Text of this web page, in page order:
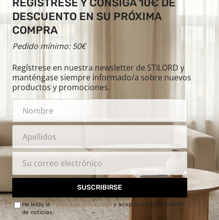
DESCUENTO EN SU PRÓXIMA
COMPRA
Pedido mínimo: 50€
Regístrese en nuestra newsletter de STILORD y
manténgase siempre informado/a sobre nuevos
productos y promociones.
SUSCRIBIRSE
He leído laPolítica de privacidady acepto recibir el boletín
de noticias.